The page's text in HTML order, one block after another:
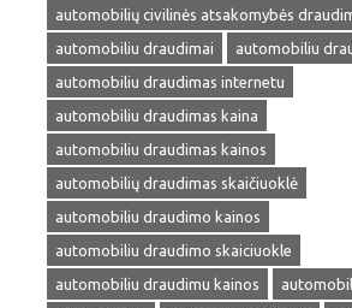
automobilių civilinės atsakomybės
automobiliu draudimai
automobiliu
automobiliu draudimas internetu
automobiliu draudimas kaina
automobiliu draudimas kainos
automobilių draudimas skaičiuoklė
automobiliu draudimo kainos
automobiliu draudimo skaiciuokle
automobiliu draudimu kainos